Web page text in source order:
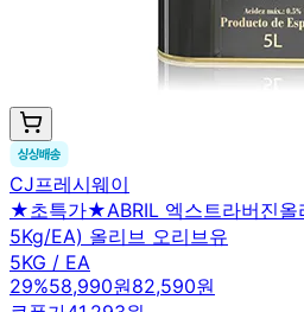
CJ프레시웨이
★초특가★ABRIL 엑스트라버진올
5Kg/EA) 올리브 오리브유
5KG / EA
29%58,990원82,590원